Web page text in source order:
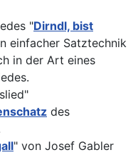
"Dirndl, bist
einfacher Satztechnik
in der Art eines
des
" von Josef Gabler